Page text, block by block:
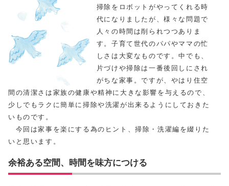
掃除をロボットがやってくれる時
代になりましたが、様々な問題で
人々の時間は削られつつありま
す。子育て世代のパパやママの忙
しさは大変なものです。中でも、
片づけや掃除は一番後回しにされ
がちな家事。ですが、やはり住空
間の清潔さは家族の健康や精神に大きな影響を与えるので、
少しでもラクに簡単に掃除や洗濯が出来るようにしておきた
いものです。
今回は家事を楽にする為のヒント、掃除・洗濯編を綴りた
いと思います。
余裕ある空間、時間を味方につける